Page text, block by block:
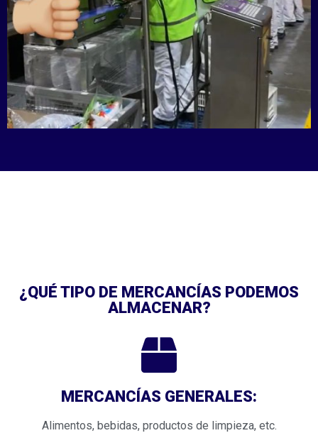
¿QUÉ TIPO DE MERCANCÍAS PODEMOS
ALMACENAR?
MERCANCÍAS GENERALES:
Alimentos, bebidas, productos de limpieza, etc.